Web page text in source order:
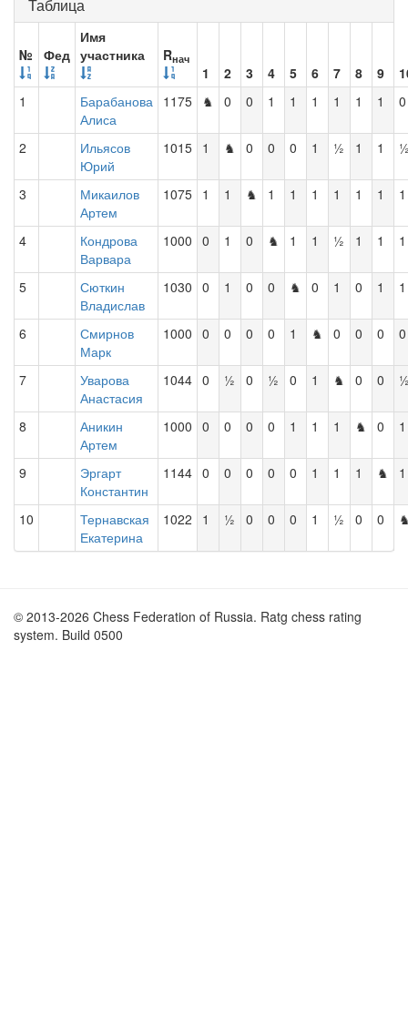
Таблица
№ Фед
Имя
участника
Rнач
1 2 3 4 5 6 7 8 9
1
Барабанова
Алиса
1175 ♞ 0 0 1 1 1 1 1 1 0
2
Ильясов
Юрий
1015 1 ♞ 0 0 0 1 ½ 1 1
3
Микаилов
Артем
1075 1 1 ♞ 1 1 1 1 1 1 1
4
Кондрова
Варвара
1000 0 1 0 ♞ 1 1 ½ 1 1 1
5
Сюткин
Владислав
1030 0 1 0 0 ♞ 0 1 0 1 1
6
Смирнов
Марк
1000 0 0 0 0 1 ♞ 0 0 0 0
7
Уварова
Анастасия
1044 0 ½ 0 ½ 0 1 ♞ 0 0
8
Аникин
Артем
1000 0 0 0 0 1 1 1 ♞ 0 1
9
Эргарт
Константин
1144 0 0 0 0 0 1 1 1 ♞ 1
10
Тернавская
Екатерина
1022 1 ½ 0 0 0 1 ½ 0 0
© 2013-2026 Chess Federation of Russia. Ratg chess rating
system. Build 0500